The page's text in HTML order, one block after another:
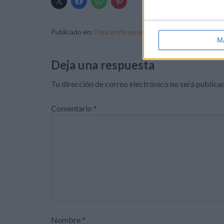
Publicado en: Para profesores y maestros
Deja una respuesta
Tu dirección de correo electrónico no será
Comentario *
Nombre *